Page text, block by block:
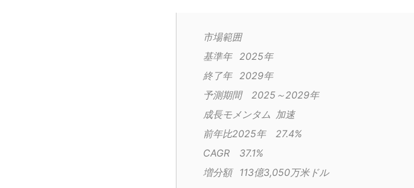
市場範囲
基準年	2025年
終了年	2029年
予測期間	2025～2029年
成長モメンタム	加速
前年比2025年	27.4%
CAGR	37.1%
増分額	113億3,050万米ドル